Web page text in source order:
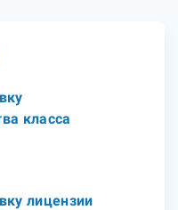
класса
лицензии